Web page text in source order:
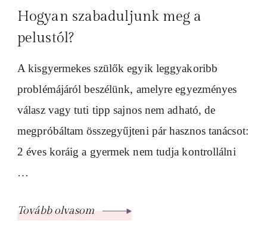
Hogyan szabaduljunk meg a
pelustól?
A kisgyermekes szülők egyik leggyakoribb
problémájáról beszélünk, amelyre egyezményes
válasz vagy tuti tipp sajnos nem adható, de
megpróbáltam összegyűjteni pár hasznos tanácsot:
2 éves koráig a gyermek nem tudja kontrollálni
…
Tovább olvasom